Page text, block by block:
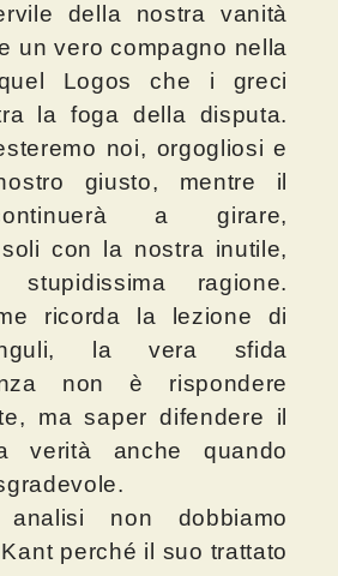
della nostra vanità
un vero compagno nella
Logos che i greci
la foga della disputa.
noi, orgogliosi e
giusto, mentre il
a girare,
con la nostra inutile,
ragione.
ricorda la lezione di
la vera sfida
non è rispondere
ma saper difendere il
verità anche quando
non dobbiamo
perché il suo trattato